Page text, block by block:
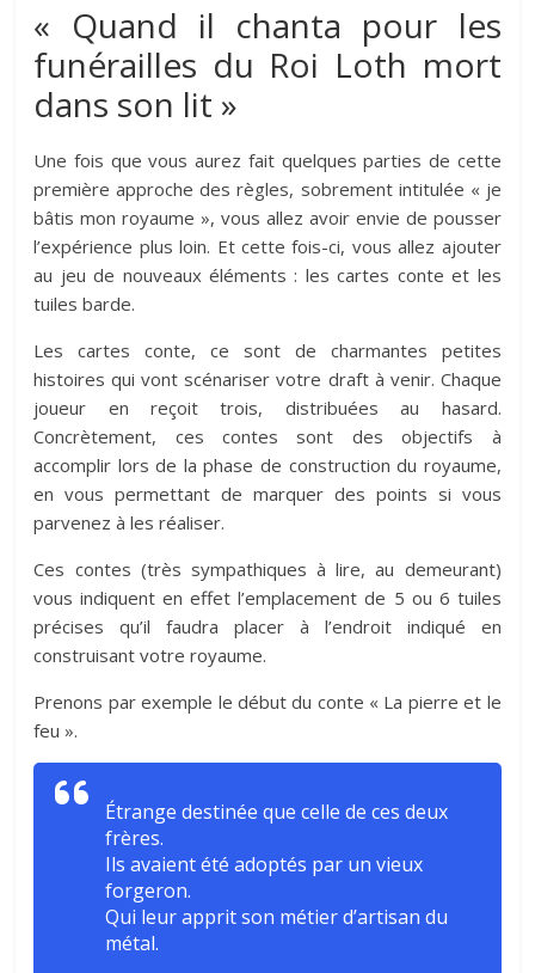
« Quand il chanta pour les
funérailles du Roi Loth mort
dans son lit »
Une fois que vous aurez fait quelques parties de cette
première approche des règles, sobrement intitulée « je
bâtis mon royaume », vous allez avoir envie de pousser
l’expérience plus loin. Et cette fois-ci, vous allez ajouter
au jeu de nouveaux éléments : les cartes conte et les
tuiles barde.
Les cartes conte, ce sont de charmantes petites
histoires qui vont scénariser votre draft à venir. Chaque
joueur en reçoit trois, distribuées au hasard.
Concrètement, ces contes sont des objectifs à
accomplir lors de la phase de construction du royaume,
en vous permettant de marquer des points si vous
parvenez à les réaliser.
Ces contes (très sympathiques à lire, au demeurant)
vous indiquent en effet l’emplacement de 5 ou 6 tuiles
précises qu’il faudra placer à l’endroit indiqué en
construisant votre royaume.
Prenons par exemple le début du conte « La pierre et le
feu ».
Étrange destinée que celle de ces deux
frères.
Ils avaient été adoptés par un vieux
forgeron.
Qui leur apprit son métier d’artisan du
métal.